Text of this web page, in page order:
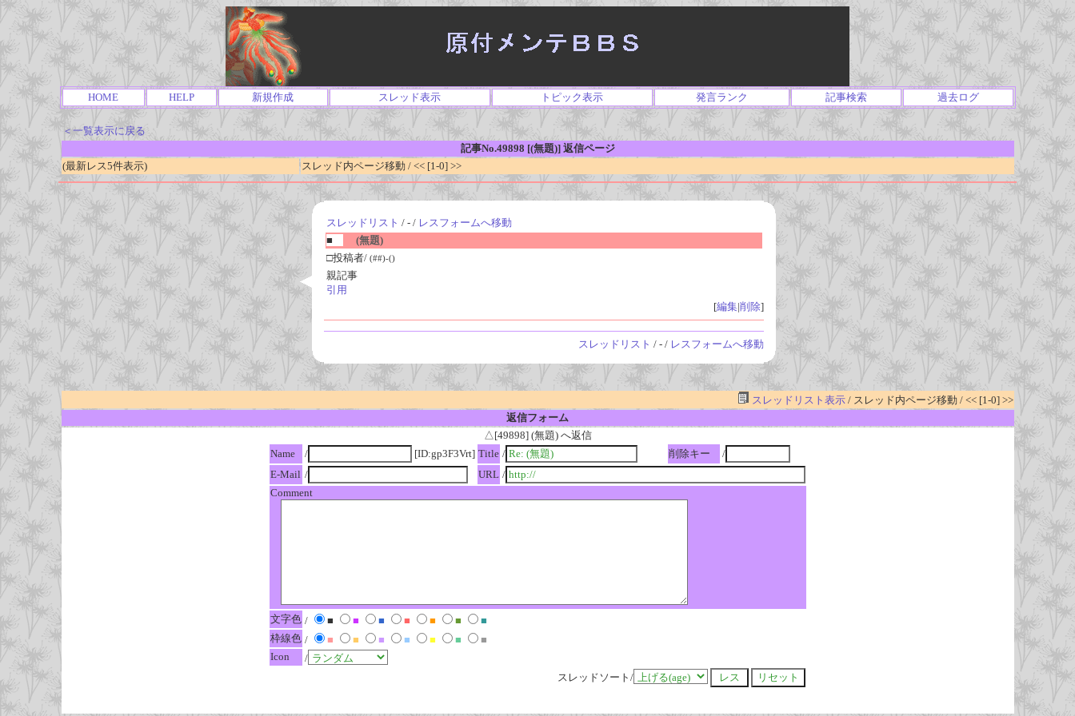
HOME HELP 新規作成 スレッド表示 トピック表示 発言ランク 記事検索 過去ログ
＜一覧表示に戻る
記事No.49898 [(無題)] 返信ページ
(最新レス5件表示)
スレッド内ページ移動 / << [1-0] >>
スレッドリスト / - / レスフォームへ移動
■
(無題)
□投稿者/ (##)-()
親記事
引用
[編集|削除]
スレッドリスト / - / レスフォームへ移動
スレッドリスト表示/ スレッド内ページ移動 / << [1-0] >>
返信フォーム
△[49898] (無題) へ返信
Name
/ [ID:gp3F3Vrt] Title / 削除キー
/
E-Mail / URL /
Comment
文字色 / ■ ■ ■ ■ ■ ■
■
枠線色 / ■ ■ ■ ■ ■ ■
■
Icon
/
スレッドソート/